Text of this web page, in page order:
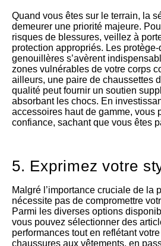
Quand vous êtes sur le terrain, la
demeurer une priorité majeure.
risques de blessures, veillez à
protection appropriés. Les
genouillères s’avèrent
zones vulnérables de votre corps
ailleurs, une paire de chaussettes
qualité peut fournir un soutien
absorbant les chocs. En
accessoires haut de gamme, vous
confiance, sachant que vous êtes
5. Exprimez votre
Malgré l’importance cruciale de la
nécessite pas de compromettre
Parmi les diverses options
vous pouvez sélectionner des
performances tout en reflétant
chaussures aux vêtements, en